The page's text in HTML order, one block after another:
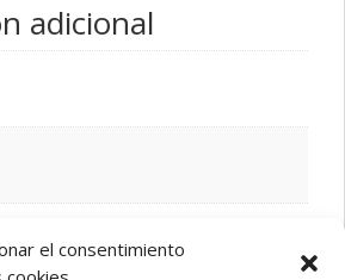
el consentimiento
adicional
NEGRO, ROJO